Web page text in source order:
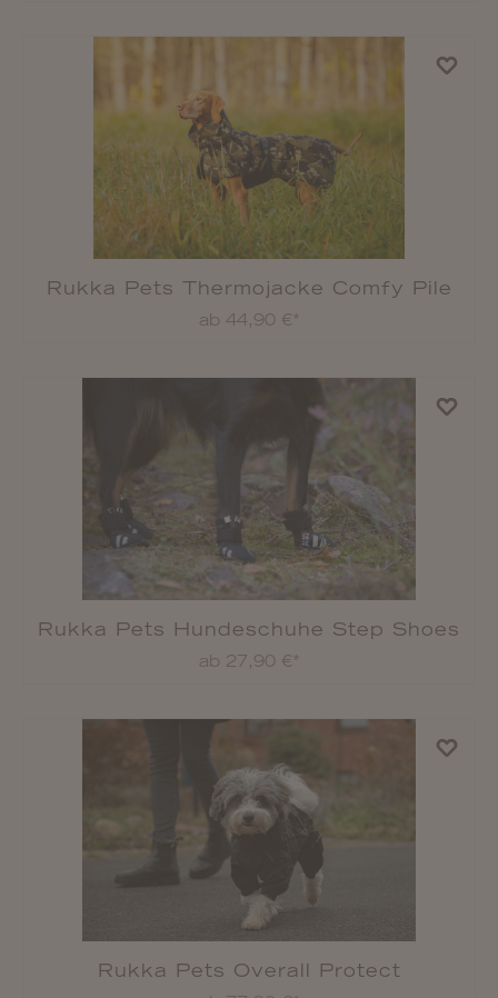
Rukka Pets Winterjacke Warmup 2.0
ab 64,90 €*
Rukka Pets Softshell-Mantel Windy
Thermal
ab 47,90 €*
Rukka Pets Regenmantel Streamy X
ab 52,90 €*